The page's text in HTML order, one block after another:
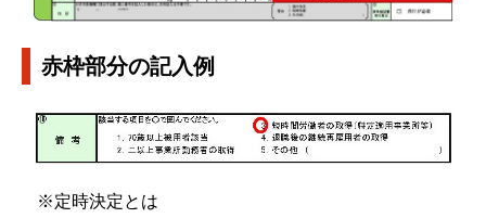
赤枠部分の記入例
※定時決定とは